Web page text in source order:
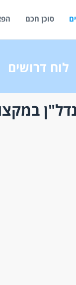
סוכן חכם
לוח דרושים